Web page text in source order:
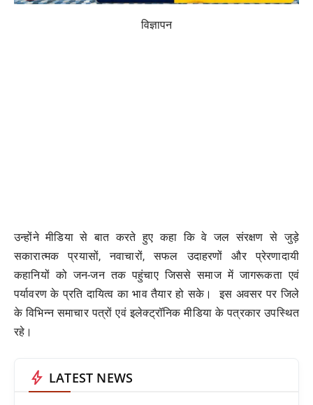
विज्ञापन
उन्होंने मीडिया से बात करते हुए कहा कि वे जल संरक्षण से जुड़े
सकारात्मक प्रयासों, नवाचारों, सफल उदाहरणों और प्रेरणादायी
कहानियों को जन-जन तक पहुंचाए जिससे समाज में जागरूकता एवं
पर्यावरण के प्रति दायित्व का भाव तैयार हो सके। इस अवसर पर जिले
के विभिन्न समाचार पत्रों एवं इलेक्ट्रॉनिक मीडिया के पत्रकार उपस्थित
रहे।
bolt LATEST NEWS